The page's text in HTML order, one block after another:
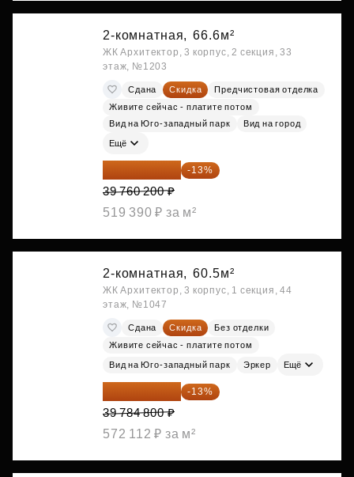
2-комнатная, 66.6м²
ЖК Архитектор, 3 корпус, 2 секция, 33
этаж, №1203
Сдана Скидка
Предчистовая отделка
Живите сейчас - платите потом
Вид на Юго-западный парк
Вид на город
Ещё
34 591 374 ₽ -13%
39 760 200 ₽
519 390 ₽ за м²
2-комнатная, 60.5м²
ЖК Архитектор, 3 корпус, 1 секция, 44
этаж, №1047
Сдана Скидка
Без отделки
Живите сейчас - платите потом
Вид на Юго-западный парк Эркер Ещё
34 612 776 ₽ -13%
39 784 800 ₽
572 112 ₽ за м²